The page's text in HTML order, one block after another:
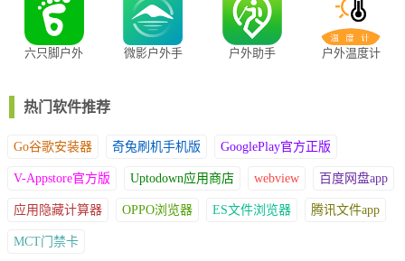
六只脚户外
微影户外手
户外助手 户外温度计
热门软件推荐
Go谷歌安装器 奇兔刷机手机版 GooglePlay官方正版
V-Appstore官方版 Uptodown应用商店 webview 百度网盘app
应用隐藏计算器 OPPO浏览器 ES文件浏览器 腾讯文件app
MCT门禁卡